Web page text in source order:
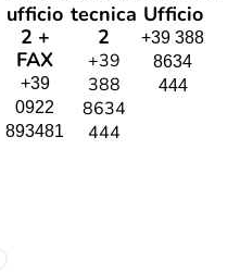
ufficio
2 +
FAX
+39
0922
893481
tecnica
2
+39
388
8634
444
Ufficio
+39 388
8634
444